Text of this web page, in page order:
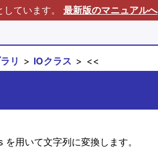
ています。 最新版のマニュアルへ
リ IOクラス <<
用いて文字列に変換します。